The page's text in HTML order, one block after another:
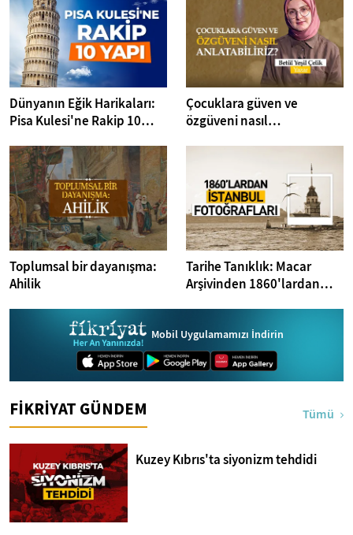
Dünyanın Eğik Harikaları:
Pisa Kulesi'ne Rakip 10
Çocuklara güven ve
özgüveni nasıl
Toplumsal bir dayanışma:
Ahilik
Tarihe Tanıklık: Macar
Arşivinden 1860'lardan
Mobil Uygulamamızı İndirin
FİKRİYAT GÜNDEM Tümü
Kuzey Kıbrıs'ta siyonizm tehdidi